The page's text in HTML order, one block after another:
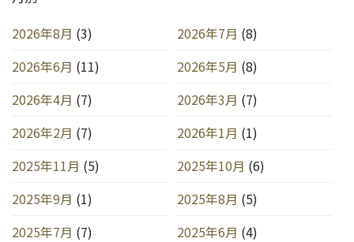
2026年8月 (3) 2026年7月 (8)
2026年6月 (11) 2026年5月 (8)
2026年4月 (7) 2026年3月 (7)
2026年2月 (7) 2026年1月 (1)
2025年11月 (5) 2025年10月 (6)
2025年9月 (1) 2025年8月 (5)
2025年7月 (7) 2025年6月 (4)